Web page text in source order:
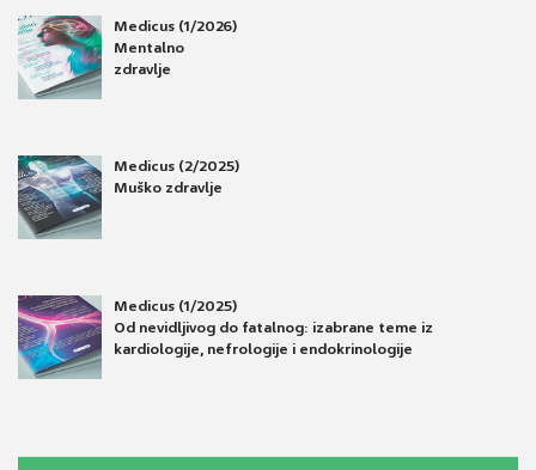
Medicus (1/2026)
Mentalno
zdravlje
Medicus (2/2025)
Muško zdravlje
Medicus (1/2025)
Od nevidljivog do fatalnog: izabrane teme iz
kardiologije, nefrologije i endokrinologije